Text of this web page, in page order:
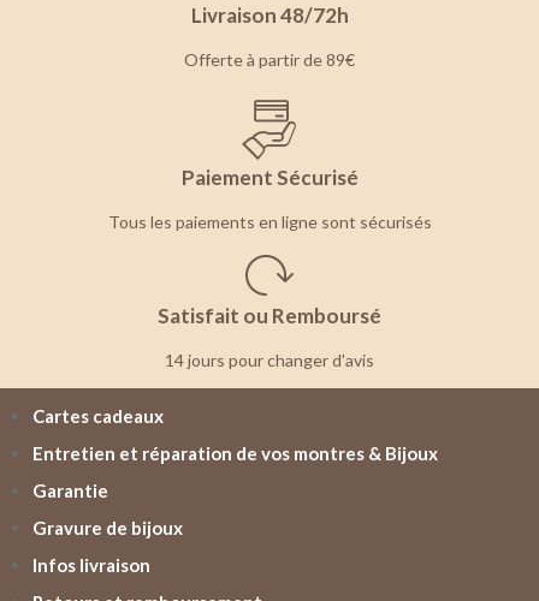
Livraison 48/72h
Offerte à partir de 89€
Paiement Sécurisé
Tous les paiements en ligne sont sécurisés
Satisfait ou Remboursé
14 jours pour changer d'avis
Cartes cadeaux
Entretien et réparation de vos montres & Bijoux
Garantie
Gravure de bijoux
Infos livraison